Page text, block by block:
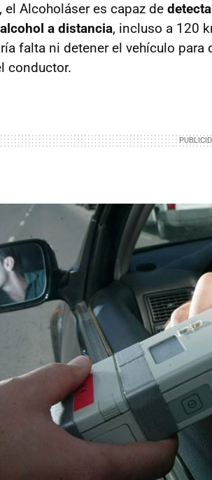
el Alcoholáser es capaz de
a distancia, incluso a 120
falta ni detener el vehículo
conductor.